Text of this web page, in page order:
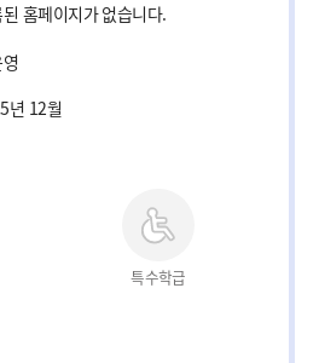
홈페이지가 없습니다.
년 12월
특수학급